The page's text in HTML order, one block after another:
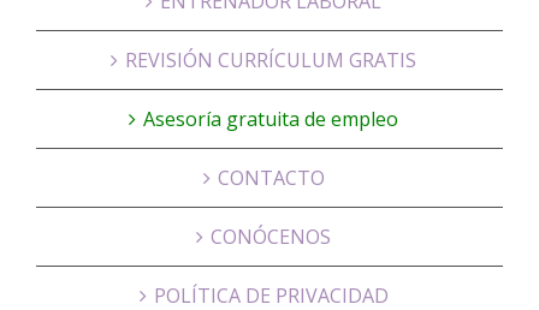
REVISIÓN CURRÍCULUM GRATIS
Asesoría gratuita de empleo
CONTACTO
CONÓCENOS
POLÍTICA DE PRIVACIDAD